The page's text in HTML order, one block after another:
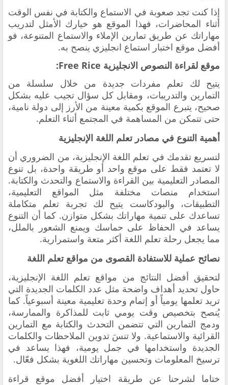
إذا كنت تجد صعوبة في الاستماع والكتابة في نفس الوقت
أثناء المحاضرات، فهذا الموقع هو خيارك الأمثل لتدريب
مهاراتك عن طريق تمارين الإملاء والاستماع المتنوعة، فو
أفضل موقع اختبار استماع انجليزي ينصح به.
موقع لقراءة النصوص الانجليزية Free Rice:
يتيح لك تعلم مفردات جديدة من خلال سلسلة من
التمارين والتدريبات، ومقابل كل سؤال تجيب عليه بشكل
صحيح، يتبرع الموقع بكمية معينة من الأرز إلى دولة نامية،
حتى تتمكن من المساهمة في المجتمع أثناء التعلم.
أهمية التنوع في مصادر تعلم اللغة الإنجليزية
لتسريع تقدمك في تعلم اللغة الإنجليزية، من الضروري أن
لا تعتمد فقط على موقع واحد أو طريقة واحدة، بل تنوع
المصادر التعليمية بين القراءة والاستماع والتحدث والكتابة.
استخدام منصات مختلفة مثل المواقع التعليمية،
التطبيقات، والبودكاست يتيح لك تجربة تعلم متكاملة
تساعدك على تنمية مهاراتك بشكل متوازن. كما أن التنوع
يساعد في الحفاظ على حماسك ويمنع الشعور بالملل،
مما يجعل رحلة تعلم اللغة أكثر متعة واستمرارية.
نصائح عملية للاستفادة القصوى من مواقع تعلم اللغة
لتحقيق أفضل النتائج من مواقع تعلم اللغة الإنجليزية،
حاول تحديد أهداف واضحة مثل عدد الكلمات الجديدة التي
تريد تعلمها يومياً أو إتمام وحدة تعليمية معينة أسبوعياً. كما
يُنصح بتخصيص وقت يومي ثابت للمذاكرة والممارسة،
ودمج التمارين التي تتضمن التحدث والكتابة مع التمارين
القرائية والاستماعية. ولا تنسَ تدوين الملاحظات والكلمات
الجديدة واستخدامها في جمل يومية، فهذا يساعد في
ترسيخ المعلومات وتحسين مهاراتك اللغوية بشكل فعّال.
ختاما لشرحنا عن طريقة اختيار أفضل موقع قراءة